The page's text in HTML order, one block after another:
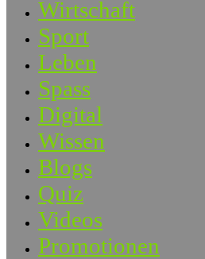
Wirtschaft
Sport
Leben
Spass
Digital
Wissen
Blogs
Quiz
Videos
Promotionen